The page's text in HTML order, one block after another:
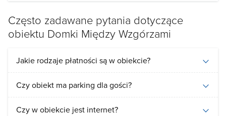
Często zadawane pytania dotyczące
obiektu Domki Między Wzgórzami
Jakie rodzaje płatności są w obiekcie?
Czy obiekt ma parking dla gości?
Czy w obiekcie jest internet?